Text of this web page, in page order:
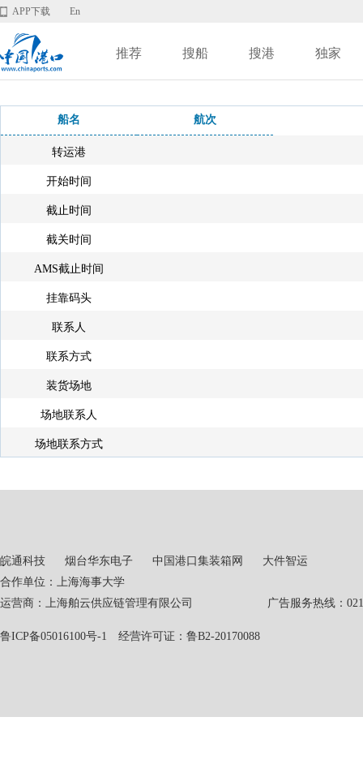
APP下载 En
推荐 搜船 搜港 独家
船名 航次
转运港
开始时间
截止时间
截关时间
AMS截止时间
挂靠码头
联系人
联系方式
装货场地
场地联系人
场地联系方式
皖通科技 烟台华东电子 中国港口集装箱网
大件智运
合作单位：上海海事大学
运营商：上海舶云供应链管理有限公司 广告服务热线：021-
鲁ICP备05016100号-1 经营许可证：鲁B2-20170088